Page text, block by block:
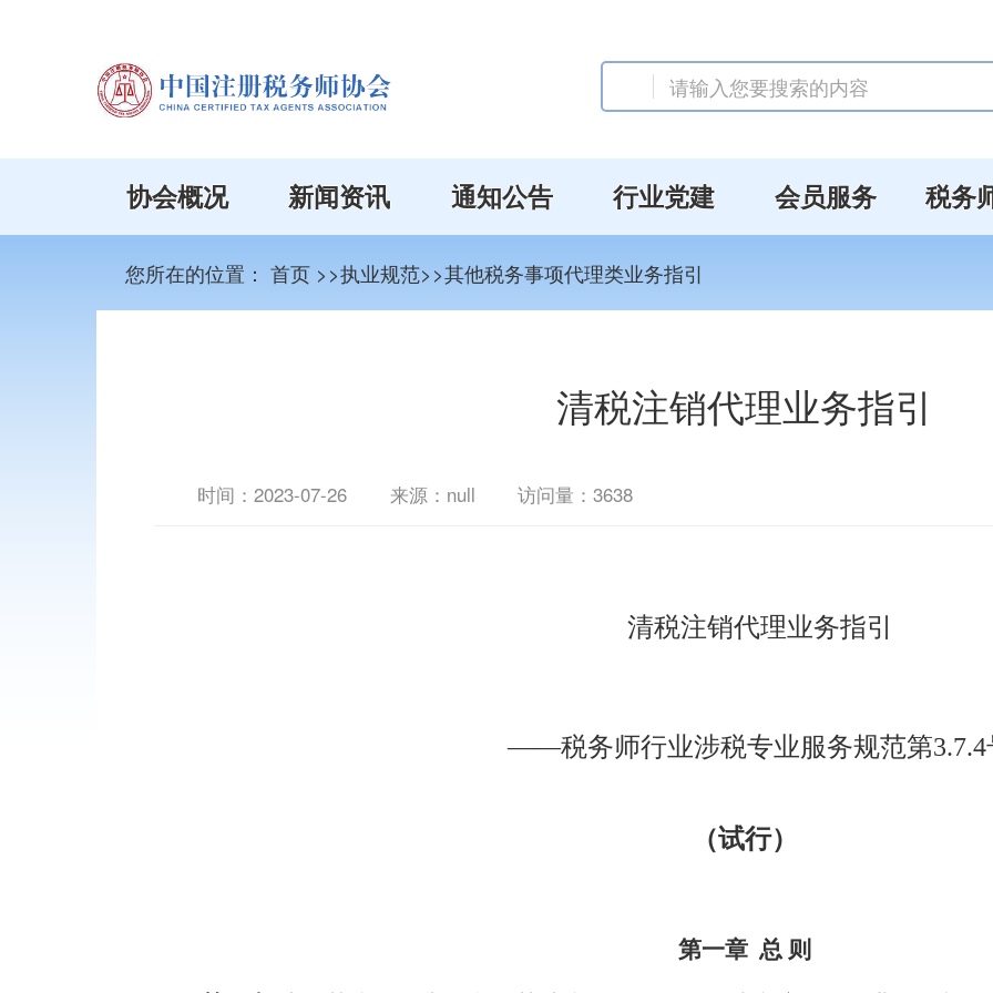
协会概况 新闻资讯 通知公告 行业党建 会员服务 税务
您所在的位置： 首页 >>执业规范>>其他税务事项代理类业务指引
清税注销代理业务指引
时间： 2023-07-26 来源：null 访问量：3638
清税注销代理业务指引
——税务师行业涉税专业服务规范第3.7.4
（试行）
第一章 总 则